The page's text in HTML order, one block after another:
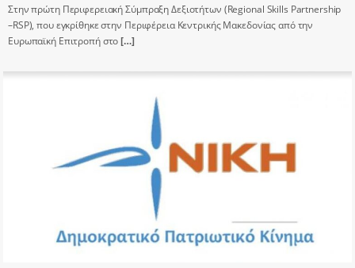
Στην πρώτη Περιφερειακή Σύμπραξη Δεξιοτήτων (Regional Skills Partnership
–RSP), που εγκρίθηκε στην Περιφέρεια Κεντρικής Μακεδονίας από την
Ευρωπαϊκή Επιτροπή στο[…]